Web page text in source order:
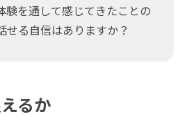
験を通して感じてきたことの
せる自信はありますか？
るか